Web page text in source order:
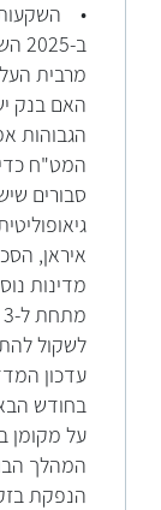
• השקעות
מרבית
האם בנק
הגבוהות
המט"ח
סבורים
איראן,
מדינות
לשקול
עדכון
בחודש
על מקומן
המהלך
הנפקת